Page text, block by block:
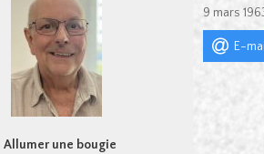
Allumer une bougie
9 mars
E-mail